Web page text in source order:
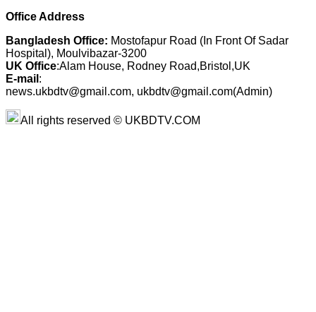
Office Address
Bangladesh Office: Mostofapur Road (In Front Of Sadar
Hospital), Moulvibazar-3200
UK Office:Alam House, Rodney Road,Bristol,UK
E-mail :
news.ukbdtv@gmail.com, ukbdtv@gmail.com(Admin)
All rights reserved © UKBDTV.COM